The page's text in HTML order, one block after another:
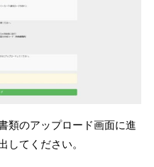
類のアップロード画面に進
してください。